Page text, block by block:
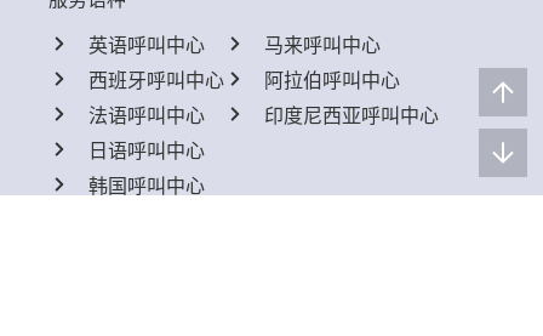
英语呼叫中心
西班牙呼叫中心
法语呼叫中心
日语呼叫中心
韩国呼叫中心
马来呼叫中心
阿拉伯呼叫中心
印度尼西亚呼叫中心